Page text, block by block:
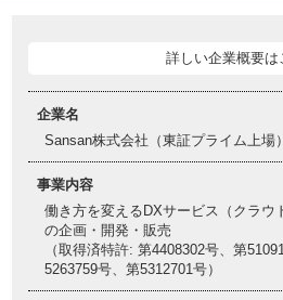
詳しい企業概要は
企業名
Sansan株式会社（東証プライム上場）
事業内容
働き方を変えるDXサービス（クラウ
の企画・開発・販売
（取得済特許: 第4408302号、第
5263759号、第5312701号）